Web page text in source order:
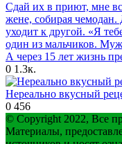
Сдай их в приют, мне
жене, собирая чемодан.
уходит к другой. «Я
один из мальчиков. Муж
А через 15 лет жизнь
0 1.3к.
Нереально вкусный
0 456
© Copyright 2022, Все
Материалы,